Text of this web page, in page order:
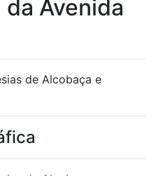
Avenida
de Alcobaça e